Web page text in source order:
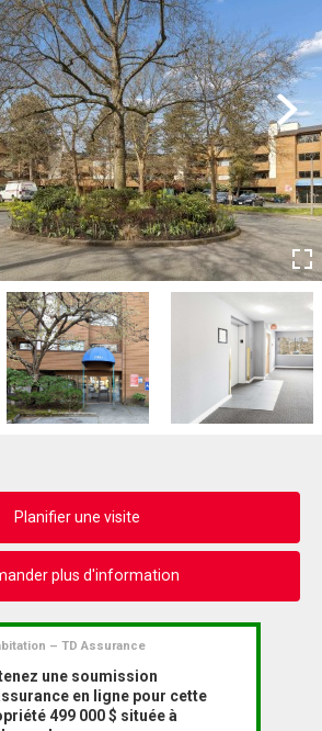
Next
Planifier une visite
plus d'information
– TD Assurance
une soumission
en ligne pour cette
499 000 $ située à